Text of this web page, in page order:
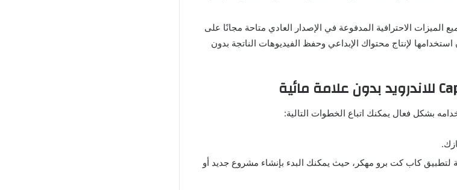
الميزات الاحترافية المدفوعة في الإصدار العادي متاحة مجانًا على
لإنتاج محتواك الإبداعي وحفظ الفيديوهات الناتجة بدون
بشكل فعال يمكنك اتباع الخطوات التالية:
.
لتطبيق كاب كت برو مهكر ، حيث يمكنك البدء بإنشاء مشروع جديد أو